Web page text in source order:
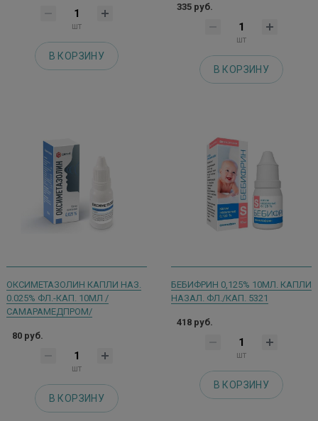
шт
В КОРЗИНУ
335 руб.
шт
В КОРЗИНУ
ОКСИМЕТАЗОЛИН КАПЛИ НАЗ.
0.025% ФЛ.-КАП. 10МЛ /
САМАРАМЕДПРОМ/
80 руб.
шт
В КОРЗИНУ
БЕБИФРИН 0,125% 10МЛ. КАПЛИ
НАЗАЛ. ФЛ./КАП. 5321
418 руб.
шт
В КОРЗИНУ